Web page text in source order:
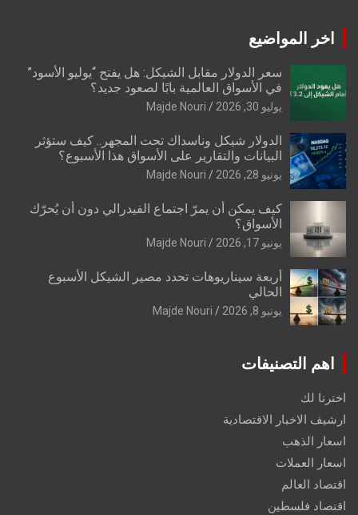
اخر المواضيع
سعر الدولار مقابل الشيكل: هل يفتح “يوليو الأسود”
في الأسواق العالمية بابًا لصعود جديد؟
يوليو 30, 2026 Majde Nouri
الدولار شيكل وناسداك تحت المجهر.. كيف ستؤثر
البيانات والتقارير على الأسواق هذا الأسبوع؟
يونيو 28, 2026 Majde Nouri
كيف يمكن أن يمرّ اجتماع الفيدرالي دون أن يُحرّك
الأسواق؟
يونيو 17, 2026 Majde Nouri
أربعة سيناريوهات تحدد مصير الشيكل الأسبوع
الحالي
يونيو 8, 2026 Majde Nouri
اهم التصنيفات
اخترنا لك
ارشيف الاخبار الاقتصادية
اسعار الذهب
اسعار العملات
اقتصاد العالم
اقتصاد فلسطين